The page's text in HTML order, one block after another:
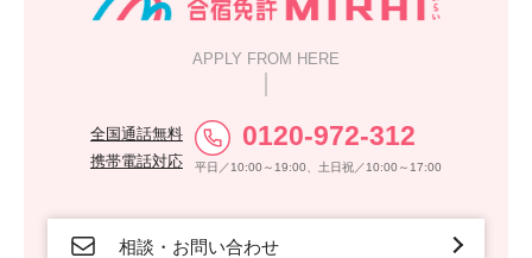
APPLY FROM HERE
全国通話無料
携帯電話対応
0120-972-312
平日／10:00～19:00、土日祝／10:00～17:00
相談・お問い合わせ